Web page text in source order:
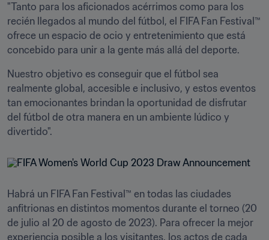
"Tanto para los aficionados acérrimos como para los
recién llegados al mundo del fútbol, el FIFA Fan Festival™
ofrece un espacio de ocio y entretenimiento que está
concebido para unir a la gente más allá del deporte.
Nuestro objetivo es conseguir que el fútbol sea
realmente global, accesible e inclusivo, y estos eventos
tan emocionantes brindan la oportunidad de disfrutar
del fútbol de otra manera en un ambiente lúdico y
divertido".
Habrá un FIFA Fan Festival™ en todas las ciudades
anfitrionas en distintos momentos durante el torneo (20
de julio al 20 de agosto de 2023). Para ofrecer la mejor
experiencia posible a los visitantes, los actos de cada